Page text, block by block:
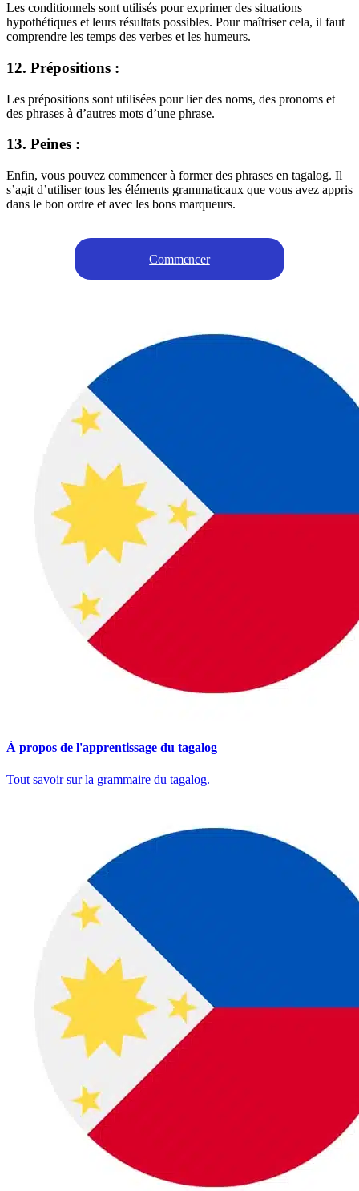
Les conditionnels sont utilisés pour exprimer des situations
hypothétiques et leurs résultats possibles. Pour maîtriser cela, il faut
comprendre les temps des verbes et les humeurs.
12. Prépositions :
Les prépositions sont utilisées pour lier des noms, des pronoms et
des phrases à d’autres mots d’une phrase.
13. Peines :
Enfin, vous pouvez commencer à former des phrases en tagalog. Il
s’agit d’utiliser tous les éléments grammaticaux que vous avez appris
dans le bon ordre et avec les bons marqueurs.
Commencer
À propos de l'apprentissage du tagalog
Tout savoir sur la grammaire du tagalog.